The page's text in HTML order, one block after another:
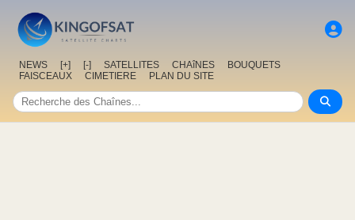
NEWS [+] [-] SATELLITES CHAîNES
BOUQUETS
FAISCEAUX
CIMETIERE PLAN DU SITE